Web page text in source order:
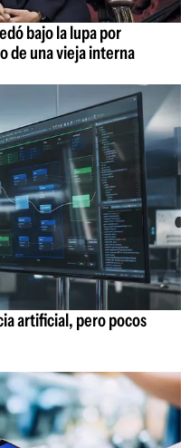
bajo la lupa por
de una vieja interna
artificial, pero pocos